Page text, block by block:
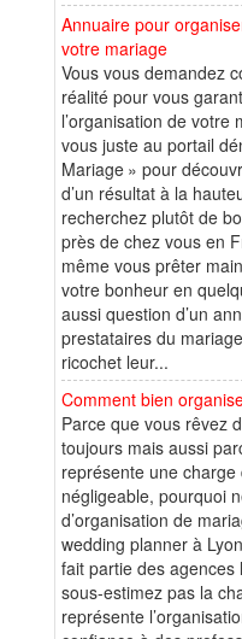
Annuaire pour
votre mariage
Vous vous demandez
réalité pour vous
l’organisation de votre
vous juste au portail
Mariage » pour
d’un résultat à la
recherchez plutôt de
près de chez vous en
même vous prêter
votre bonheur en
aussi question d’un
prestataires du
ricochet leur...
Comment bien
Parce que vous rêvez
toujours mais aussi
représente une
négligeable, pourquoi
d’organisation de
wedding planner à
fait partie des
sous-estimez pas la
représente